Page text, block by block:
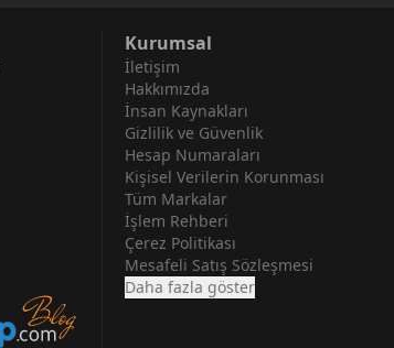
Kurumsal
İletişim
Hakkımızda
İnsan Kaynakları
Gizlilik ve Güvenlik
Hesap Numaraları
Kişisel Verilerin Korunması
Tüm Markalar
İşlem Rehberi
Çerez Politikası
Mesafeli Satış Sözleşmesi
Daha fazla göster